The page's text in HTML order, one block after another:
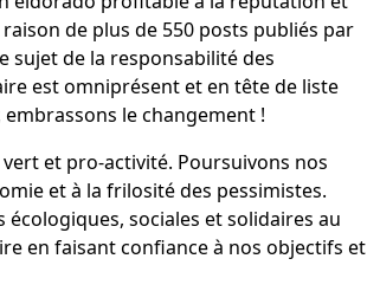
de plus de 550 posts publiés par
sujet de la responsabilité des
est omniprésent et en tête de liste
le changement !
et pro-activité. Poursuivons nos
et à la frilosité des pessimistes.
sociales et solidaires au
en faisant confiance à nos objectifs et